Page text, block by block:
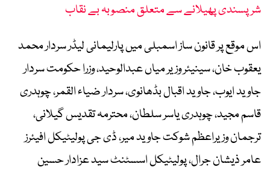
شرپسندی پھیلانے سے متعلق منصوبہ بے نقاب
اس موقع پر قانون ساز اسمبلی میں پارلیمانی لیڈر سردار محمد
یعقوب خان، سینیئر وزیر میاں عبدالوحید، وزرا حکومت سردار
جاوید ایوب، جاوید اقبال بڈھانوی، سردار ضیاء القمر، چوہدری
قاسم مجید، چوہدری یاسر سلطان، محترمہ تقدیس گیلانی،
ترجمان وزیراعظم شوکت جاوید میر، ڈی جی پولیٹیکل افیئرز
عامر ذیشان جرال، پولیٹیکل اسسٹنٹ سید عزادار حسین